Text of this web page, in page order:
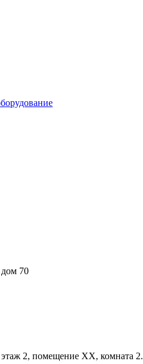
70
2, помещение ХХ, комната 2.